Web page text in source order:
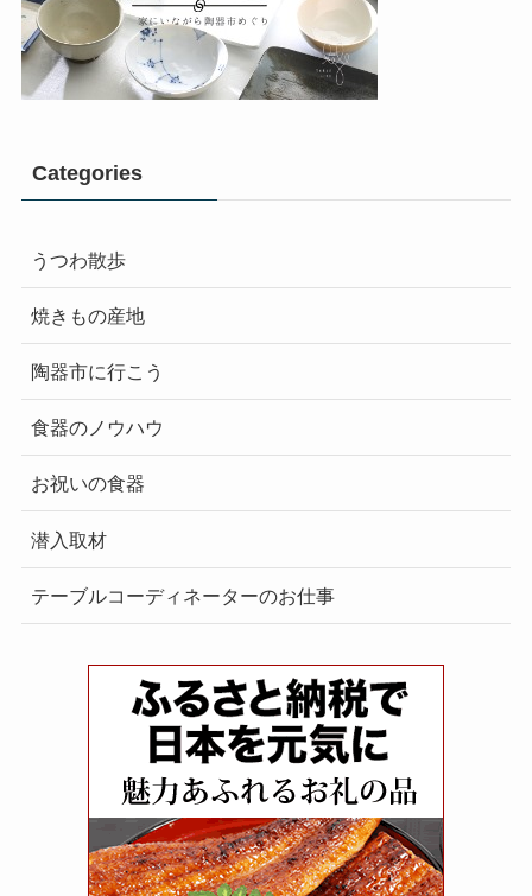
Categories
うつわ散歩
焼きもの産地
陶器市に行こう
食器のノウハウ
お祝いの食器
潜入取材
テーブルコーディネーターのお仕事